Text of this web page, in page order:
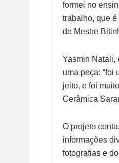
formei no
trabalho, que
de Mestre
Yasmin Natali,
uma peça: “foi
jeito, e foi
Cerâmica
O projeto
informações
fotografias e